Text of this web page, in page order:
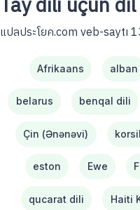
แปลประโยค.com veb-
Afrikaans alban
belarus benqal dili
Çin (Ənənəvi)
eston Ewe
qucarat dili Haiti